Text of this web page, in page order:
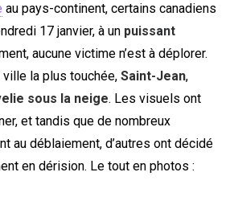
au pays-continent, certains canadiens
17 janvier, à un puissant
aucune victime n’est à déplorer.
la plus touchée, Saint-Jean,
sous la neige. Les visuels ont
et tandis que de nombreux
au déblaiement, d’autres ont décidé
en dérision. Le tout en photos :